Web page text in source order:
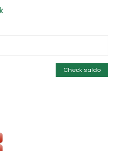
Check saldo